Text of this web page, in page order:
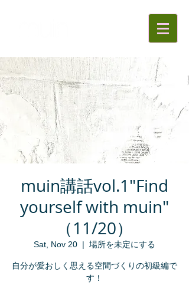
muin講話vol.1"Find
yourself with muin"
（11/20）
Sat, Nov 20
  |
場所を未定にする
自分が愛おしく思える空間づくりの初級編で
す！